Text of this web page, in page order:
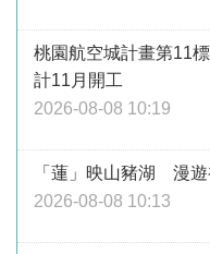
桃園航空城計畫第11
計11月開工
2026-08-08 10:19
「蓮」映山豬湖 漫
2026-08-08 10:13